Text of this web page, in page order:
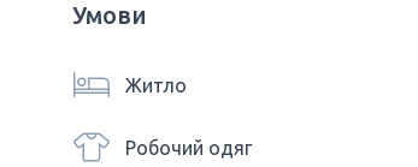
Умови
Житло
Робочий одяг